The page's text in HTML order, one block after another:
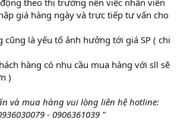
giá hàng ngày và trực tiếp tư vấn cho
cũng là yếu tố ảnh hưởng tới giá SP ( chi
hàng có nhu cầu mua hàng với sll sẽ
)
và mua hàng vui lòng liên hệ hotline:
- 0906361039 "